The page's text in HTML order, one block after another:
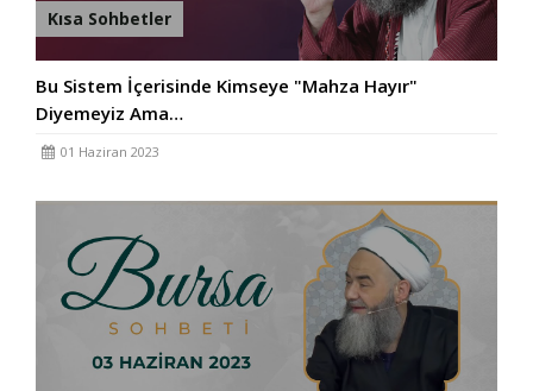
Kısa Sohbetler
Bu Sistem İçerisinde Kimseye "Mahza Hayır"
Diyemeyiz Ama…
01 Haziran 2023